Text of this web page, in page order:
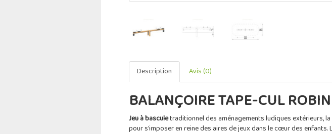
Description Avis (0)
BALANÇOIRE TAPE-CUL
Jeu à basculetraditionnel des aménagements ludiques extérieurs, la
pour s'imposer en reine des aires de jeux dans le cœur des enfants.